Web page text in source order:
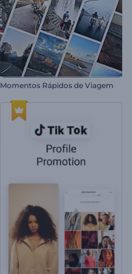
Momentos Rápidos de Viagem